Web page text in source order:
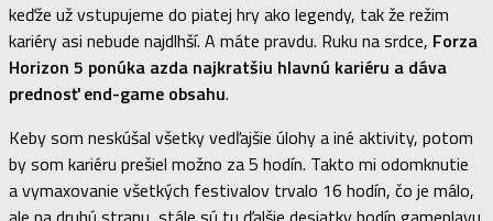
keďže už vstupujeme do piatej hry ako legendy, tak že režim
kariéry asi nebude najdlhší. A máte pravdu. Ruku na srdce, Forza
Horizon 5 ponúka azda najkratšiu hlavnú kariéru a dáva
prednosť end-game obsahu.
Keby som neskúšal všetky vedľajšie úlohy a iné aktivity, potom
by som kariéru prešiel možno za 5 hodín. Takto mi odomknutie
a vymaxovanie všetkých festivalov trvalo 16 hodín, čo je málo,